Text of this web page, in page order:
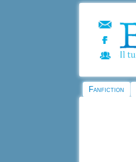
Fanfiction